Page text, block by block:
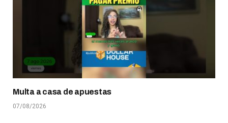
Multa a casa de apuestas
07/08/2026